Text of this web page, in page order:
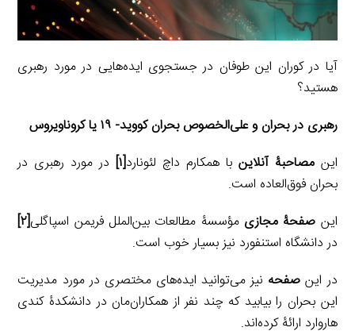
آیا در کوران این طوفان در جستجوی ایده‌هایی در مورد رهبری
هستید؟
رهبری در بحران و علی‌الخصوص بحران کووید- ۱۹ یا کروناویروس
اینمصاحبۀ آنلاین با همکارم داچ لئونارد[۱]
در مورد رهبری در
بحران فوق‌العاده است.
این صفحۀ مجازی مؤسسۀ مطالعات بین‌الملل فریمن اسپاگلی[۲]
در دانشگاه استنفورد نیز بسیار خوب است.
در این صفحه نیز می‌توانید ایده‌های مختصری در مورد مدیریت
این بحران را بیابید که چند نفر از همکاران‌مان در دانشکدۀ کندی
هاروارد ارائۀ کرده‌اند.